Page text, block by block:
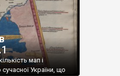
мап і
України, що